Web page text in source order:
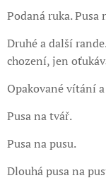
Podaná ruka. Pusa
Druhé a další
chození, jen
Opakované vítání
Pusa na tvář.
Pusa na pusu.
Dlouhá pusa na